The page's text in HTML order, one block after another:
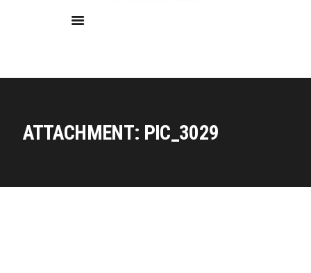
ATTACHMENT: PIC_3029